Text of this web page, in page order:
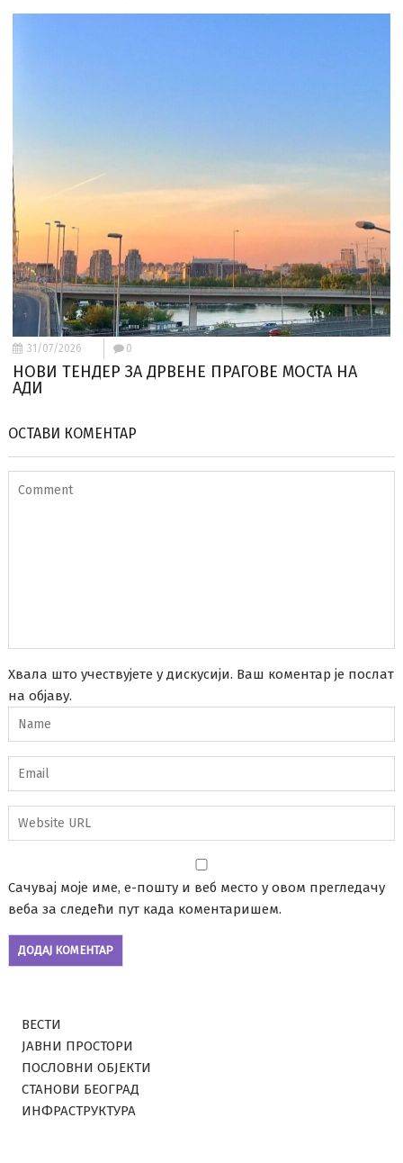
31/07/2026 0
НОВИ ТЕНДЕР ЗА ДРВЕНЕ ПРАГОВЕ МОСТА НА
АДИ
ОСТАВИ КОМЕНТАР
Хвала што учествујете у дискусији. Ваш коментар је послат
на објаву.
Сачувај моје име, е-пошту и веб место у овом прегледачу
веба за следећи пут када коментаришем.
ВЕСТИ
ЈАВНИ ПРОСТОРИ
ПОСЛОВНИ ОБЈЕКТИ
СТАНОВИ БЕОГРАД
ИНФРАСТРУКТУРА